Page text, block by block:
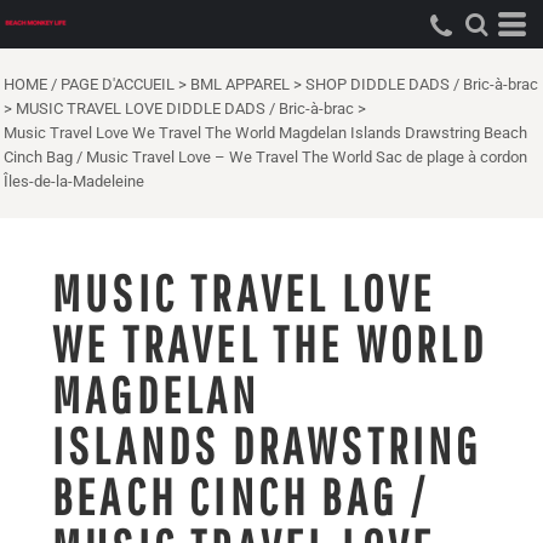
HOME / PAGE D'ACCUEIL > BML APPAREL > SHOP DIDDLE DADS / Bric-à-brac
> MUSIC TRAVEL LOVE DIDDLE DADS / Bric-à-brac >
Music Travel Love We Travel The World Magdelan Islands Drawstring Beach
Cinch Bag / Music Travel Love – We Travel The World Sac de plage à cordon
Îles-de-la-Madeleine
MUSIC TRAVEL LOVE
WE TRAVEL THE WORLD
MAGDELAN
ISLANDS DRAWSTRING
BEACH CINCH BAG /